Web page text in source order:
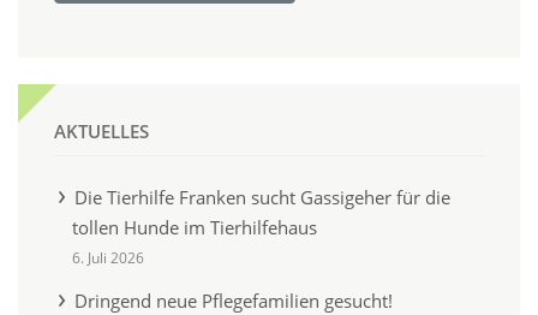
AKTUELLES
Die Tierhilfe Franken sucht Gassigeher für die
tollen Hunde im Tierhilfehaus
6. Juli 2026
Dringend neue Pflegefamilien gesucht!